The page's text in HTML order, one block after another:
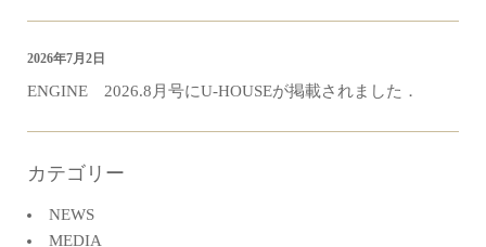
ENGINE 2026.8月号にU-HOUSEが掲載されました．
2026年7月2日
カテゴリー
NEWS
MEDIA